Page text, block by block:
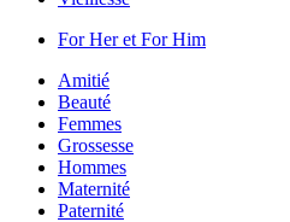
For Her et For Him
Amitié
Beauté
Femmes
Grossesse
Hommes
Maternité
Paternité